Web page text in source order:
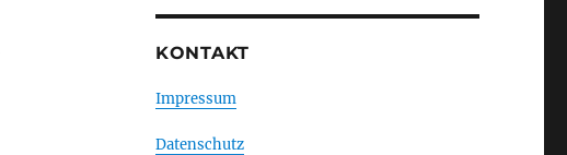
KONTAKT
Impressum
Datenschutz